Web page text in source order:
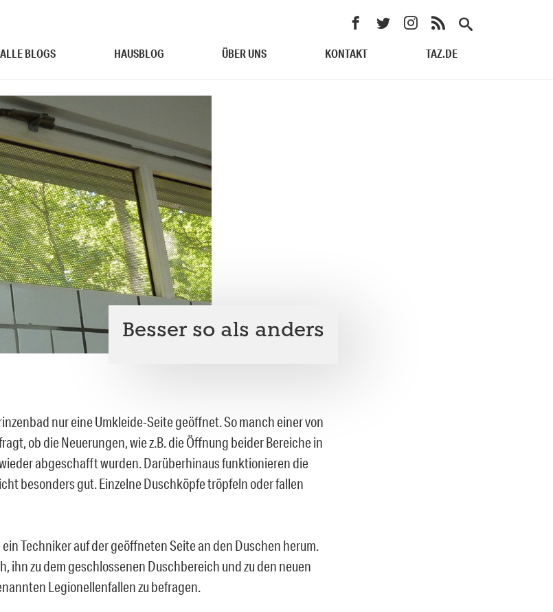
ALLE BLOGS HAUSBLOG ÜBER UNS KONTAKT TAZ.DE
Besser so als anders
nur eine Umkleide-Seite geöffnet. So manch einer von
ob die Neuerungen, wie z.B. die Öffnung beider Bereiche in
abgeschafft wurden. Darüberhinaus funktionieren die
besonders gut. Einzelne Duschköpfe tröpfeln oder fallen
Techniker auf der geöffneten Seite an den Duschen herum.
ihn zu dem geschlossenen Duschbereich und zu den neuen
Legionellenfallen zu befragen.